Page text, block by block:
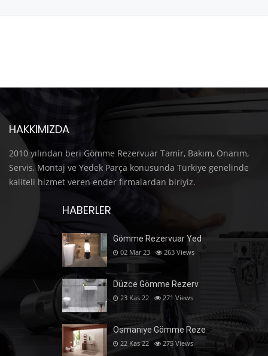
HAKKIMIZDA
2010 yılından beri Gömme Rezervuar Tamir, Bakım, Onarım,
Servis, Montaj ve Yedek Parça konusunda Türkiye genelinde
kaliteli hizmet veren ender firmalardan biriyiz.
HABERLER
Gömme Rezervuar Yed
02 Mar 23 263 Views
Düzce Gömme Rezerv
23 Kas 22 271 Views
Osmaniye Gömme Reze
22 Kas 22 275 Views